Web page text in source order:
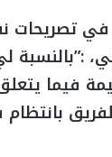
في تصريحات
فيما